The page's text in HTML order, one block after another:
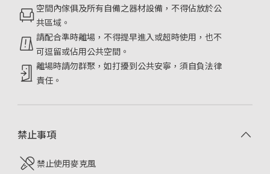
空間內傢俱及所有自備之器材設備，不得佔放於公
共區域。
請配合準時離場，不得提早進入或超時使用，也不
可逗留或佔用公共空間。
離場時請勿群聚，如打擾到公共安寧，須自負法律
責任。
禁止事項
禁止使用麥克風